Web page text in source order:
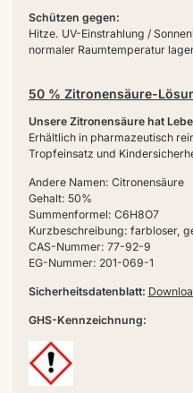
Schützen gegen:
Hitze. UV-Einstrahlung /
normaler Raumtemperatur
50 % Zitronensäure-
Unsere Zitronensäure hat
Erhältlich in pharmazeutisch
Tropfeinsatz und
Andere Namen: Citronensäure
Gehalt: 50%
Summenformel: C6H8O7
Kurzbeschreibung: farbloser,
CAS-Nummer: 77-92-9
EG-Nummer: 201-069-1
Sicherheitsdatenblatt:
GHS-Kennzeichnung: